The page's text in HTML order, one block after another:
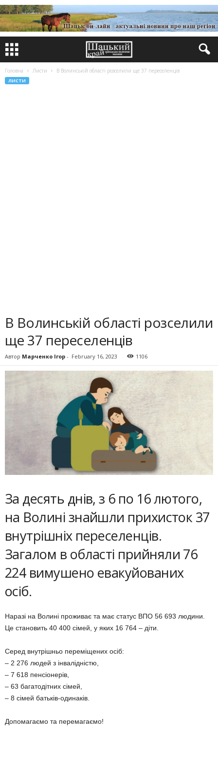
Головна Листи В Волинській області розселили ще 37 переселенців
ЛИСТИ
В Волинській області розселили
ще 37 переселенців
Автор Марченко Ігор - February 16, 2023 1106
За десять днів, з 6 по 16 лютого,
на Волині знайшли прихисток 37
внутрішніх переселенців.
Загалом в області прийняли 76
224 вимушено евакуйованих
осіб.
Наразі на Волині проживає та має статус ВПО 56 693 людини.
Це становить 40 400 сімей, у яких 16 764 – діти.
Серед внутрішньо переміщених осіб:
– 2 276 людей з інвалідністю,
– 7 618 пенсіонерів,
– 63 багатодітних сімей,
– 8 сімей батьків-одинаків.
Допомагаємо та перемагаємо!